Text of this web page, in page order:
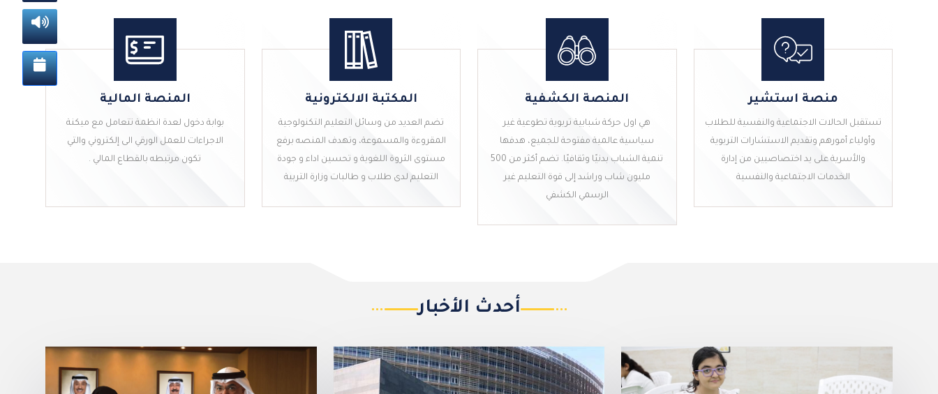
منصة استشير
تستقبل الحالات الاجتماعية والنفسية للطلاب
وأولياء أمورهم وتقديم الاستشارات التربوية
والأسرية على يد اختصاصيين من إدارة
الخدمات الاجتماعية والنفسية
المنصة الكشفية
المنصة الكشفية
هي اول حركة شبابية تربوية تطوعية غير
سياسية عالمية مفتوحة للجميع، هدفها
تنمية الشباب بدنيًا وثقافيًا. تضم أكثر من 500
مليون شاب وراشد إلى قوة التعليم غير
الرسمي الكشفي
المكتبة الالكترونية
المكتبة الالكترونية
تضم العديد من وسائل التعليم التكنولوجية
المقروءة والمسموعة، وتهدف المنصه برفع
مستوى الثروة اللغوية و تحسين اداء و جودة
التعليم لدى طلاب و طالبات وزارة التربية
المنصة المالية
بوابة دخول لعدة انظمة تتعامل مع ميكنة
الاجراءات للعمل الورقي الى إلكتروني والتي
تكون مرتبطه بالقطاع المالي .
أحدث الأخبار